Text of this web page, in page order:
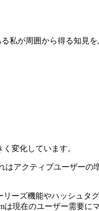
私が周囲から得る知見
変化しています。
アクティブユーザーの
ーズ機能やハッシュタ
現在のユーザー需要に